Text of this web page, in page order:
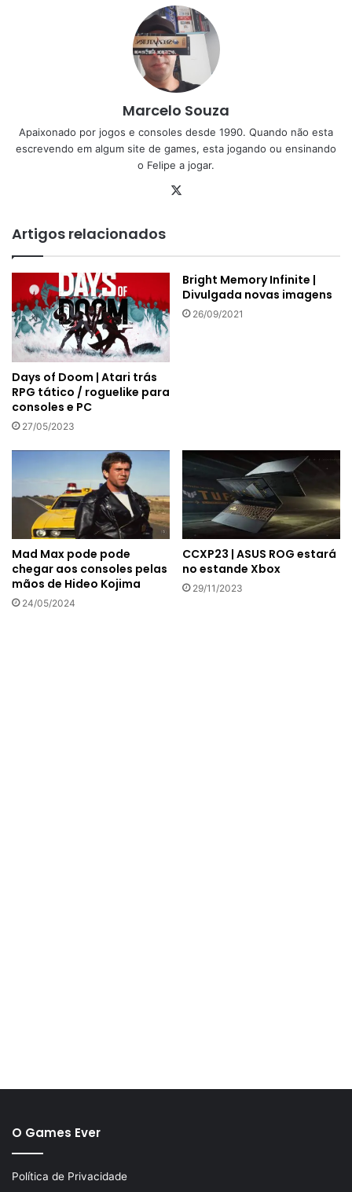
Marcelo Souza
Apaixonado por jogos e consoles desde 1990. Quando não esta
escrevendo em algum site de games, esta jogando ou ensinando
o Felipe a jogar.
Artigos relacionados
Days of Doom | Atari trás
RPG tático / roguelike para
consoles e PC
27/05/2023
Bright Memory Infinite |
Divulgada novas imagens
26/09/2021
Mad Max pode pode
chegar aos consoles pelas
mãos de Hideo Kojima
24/05/2024
CCXP23 | ASUS ROG estará
no estande Xbox
29/11/2023
O Games Ever
Política de Privacidade